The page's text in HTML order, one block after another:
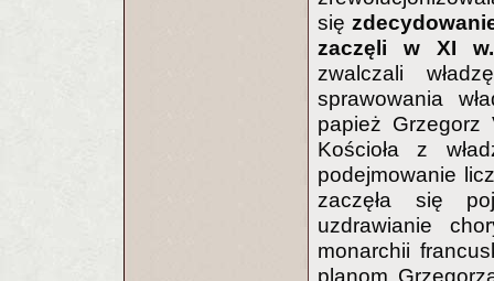
się
zaczęli w XI
zwalczali
sprawowania
papież Grzegorz
Kościoła z
podejmowanie
zaczęła się
uzdrawianie
monarchii
planom